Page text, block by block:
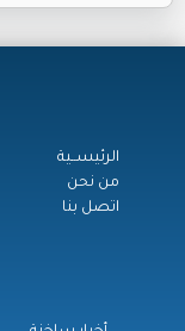
الرئيســية
من نحن
اتصل بنا